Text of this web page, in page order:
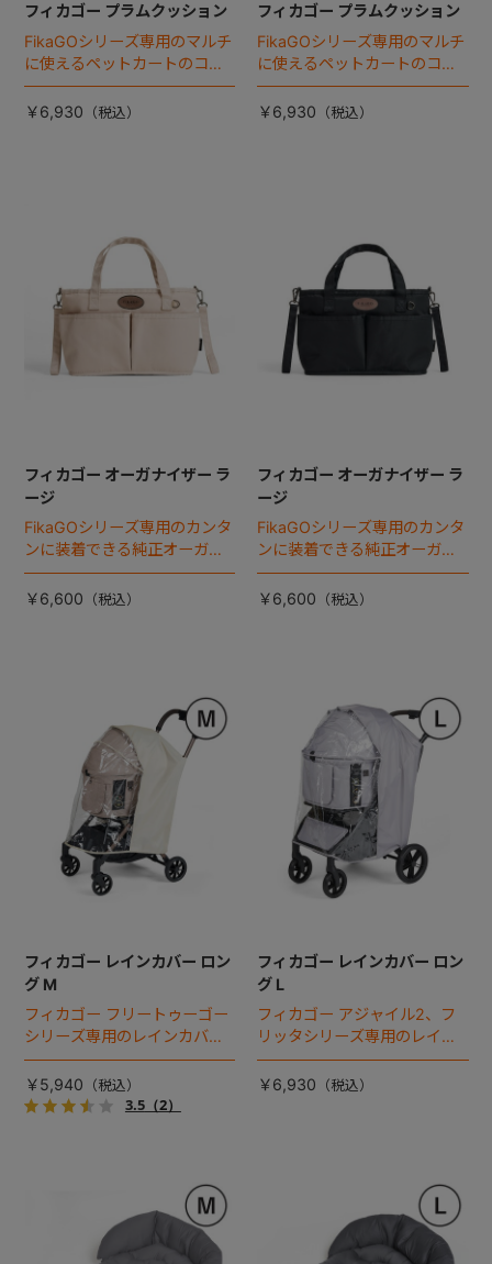
フィカゴー プラムクッション
FikaGOシリーズ専用のマルチ
に使えるペットカートのコー
ナークッション登場。
￥6,930
フィカゴー プラムクッション
FikaGOシリーズ専用のマルチ
に使えるペットカートのコー
ナークッション登場。
￥6,930
フィカゴー オーガナイザー ラ
ージ
FikaGOシリーズ専用のカンタ
ンに装着できる純正オーガナ
イザー。
￥6,600
フィカゴー オーガナイザー ラ
ージ
FikaGOシリーズ専用のカンタ
ンに装着できる純正オーガナ
イザー。
￥6,600
フィカゴー レインカバー ロン
グ M
フィカゴー フリートゥーゴー
シリーズ専用のレインカバ
ー。雨の日のお出かけも安
心。
￥5,940
3.5（2）
フィカゴー レインカバー ロン
グ L
フィカゴー アジャイル2、フ
リッタシリーズ専用のレイン
カバー。雨の日のお出かけも
安心。
￥6,930